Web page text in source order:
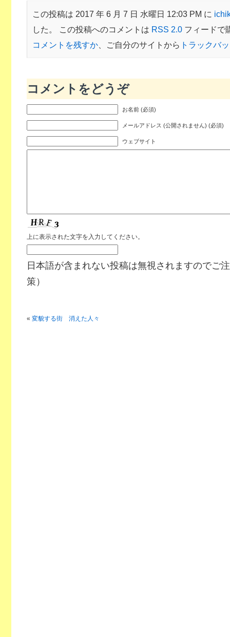
この投稿は 2017 年 6 月 7 日 水曜日 12:03 PM に
した。 この投稿へのコメントは RSS 2.0フィードで
コメントを残すか、ご自分のサイトから トラックバ
コメントをどうぞ
お名前 (必須)
メールアドレス (公開されません) (必須)
ウェブサイト
上に表示された文字を入力してください。
日本語が含まれない投稿は無視されますのでご
策）
« 変貌する街 消えた人々